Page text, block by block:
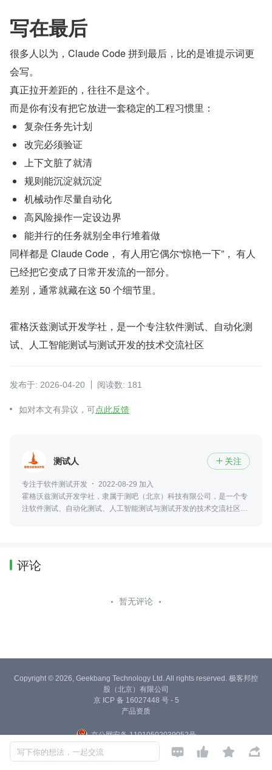
写在最后
很多人以为，Claude Code 拼到最后，比的是谁提示词更
会写。
真正拉开差距的，往往不是这个。
而是你有没有把它放进一套稳定的工程习惯里：
复杂任务先计划
改完必须验证
上下文脏了就清
规则能沉淀就沉淀
机械动作尽量自动化
高风险操作一定设边界
能并行的任务就别全串行堆着做
同样都是 Claude Code， 有人用它偶尔“惊艳一下”， 有人
已经把它变成了日常开发流的一部分。
差别，通常就藏在这 50 个细节里。
霍格沃兹测试开发学社，是一个专注软件测试、自动化测
试、人工智能测试与测试开发的技术交流社区
发布于: 2026-04-20 阅读数: 181
如对本文有异议，可点此反馈
测试人  关注
专注于软件测试开发
2022-08-29 加入
霍格沃兹测试开发学社，隶属于测吧（北京）科技有限公司，是一个专
注软件测试、自动化测试、人工智能测试与测试开发的技术交流社区，
评论
暂无评论
写下你的想法，一起交流    
Copyright © 2026, Geekbang Technology Ltd. All rights reserved. 极客邦控
股（北京）有限公司
京 ICP 备 16027448 号 - 5
产品资质
京公网安备 11010502039052号